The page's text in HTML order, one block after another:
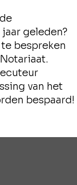
geleden?
bespreken
van het
bespaard!